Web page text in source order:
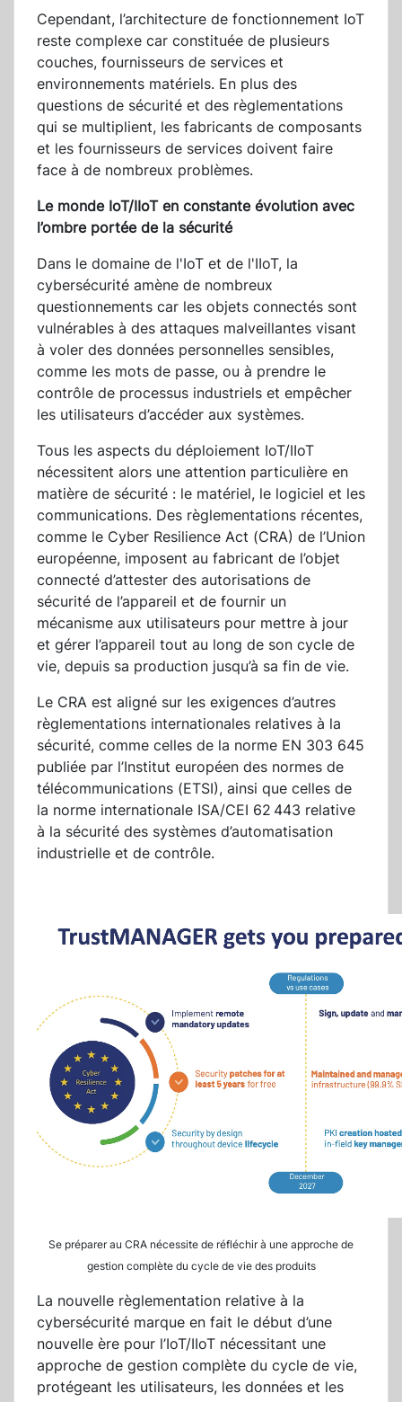
Cependant, l’architecture de fonctionnement IoT
reste complexe car constituée de plusieurs
couches, fournisseurs de services et
environnements matériels. En plus des
questions de sécurité et des règlementations
qui se multiplient, les fabricants de composants
et les fournisseurs de services doivent faire
face à de nombreux problèmes.
Le monde IoT/IIoT en constante évolution avec
l’ombre portée de la sécurité
Dans le domaine de l'IoT et de l'IIoT, la
cybersécurité amène de nombreux
questionnements car les objets connectés sont
vulnérables à des attaques malveillantes visant
à voler des données personnelles sensibles,
comme les mots de passe, ou à prendre le
contrôle de processus industriels et empêcher
les utilisateurs d’accéder aux systèmes.
Tous les aspects du déploiement IoT/IIoT
nécessitent alors une attention particulière en
matière de sécurité : le matériel, le logiciel et les
communications. Des règlementations récentes,
comme le Cyber Resilience Act (CRA) de l’Union
européenne, imposent au fabricant de l’objet
connecté d’attester des autorisations de
sécurité de l’appareil et de fournir un
mécanisme aux utilisateurs pour mettre à jour
et gérer l’appareil tout au long de son cycle de
vie, depuis sa production jusqu’à sa fin de vie.
Le CRA est aligné sur les exigences d’autres
règlementations internationales relatives à la
sécurité, comme celles de la norme EN 303 645
publiée par l’Institut européen des normes de
télécommunications (ETSI), ainsi que celles de
la norme internationale ISA/CEI 62 443 relative
à la sécurité des systèmes d’automatisation
industrielle et de contrôle.
Se préparer au CRA nécessite de réfléchir à une approche de
gestion complète du cycle de vie des produits
La nouvelle règlementation relative à la
cybersécurité marque en fait le début d’une
nouvelle ère pour l’IoT/IIoT nécessitant une
approche de gestion complète du cycle de vie,
protégeant les utilisateurs, les données et les